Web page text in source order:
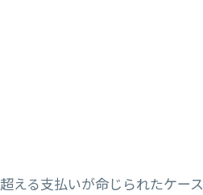
える支払いが命じられたケース